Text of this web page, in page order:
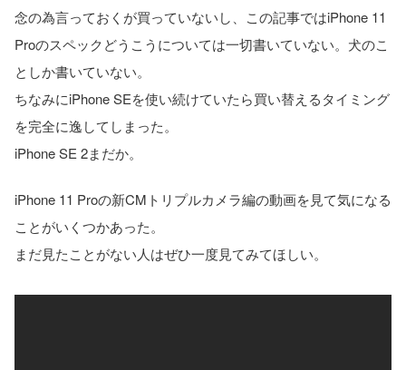
念の為言っておくが買っていないし、この記事ではiPhone 11
Proのスペックどうこうについては一切書いていない。犬のこ
としか書いていない。
ちなみにiPhone SEを使い続けていたら買い替えるタイミング
を完全に逸してしまった。
iPhone SE 2まだか。
iPhone 11 Proの新CMトリプルカメラ編の動画を見て気になる
ことがいくつかあった。
まだ見たことがない人はぜひ一度見てみてほしい。